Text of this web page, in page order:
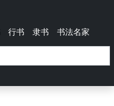
行书 隶书 书法名家